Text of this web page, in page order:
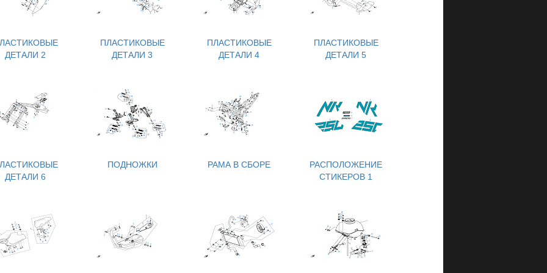
ДЕТАЛИ 2
ПЛАСТИКОВЫЕ
ДЕТАЛИ 3
ПЛАСТИКОВЫЕ
ДЕТАЛИ 4
ПЛАСТИКОВЫЕ
ДЕТАЛИ 5
ДЕТАЛИ 6
ПОДНОЖКИ РАМА В СБОРЕ
РАСПОЛОЖЕНИЕ
СТИКЕРОВ 1